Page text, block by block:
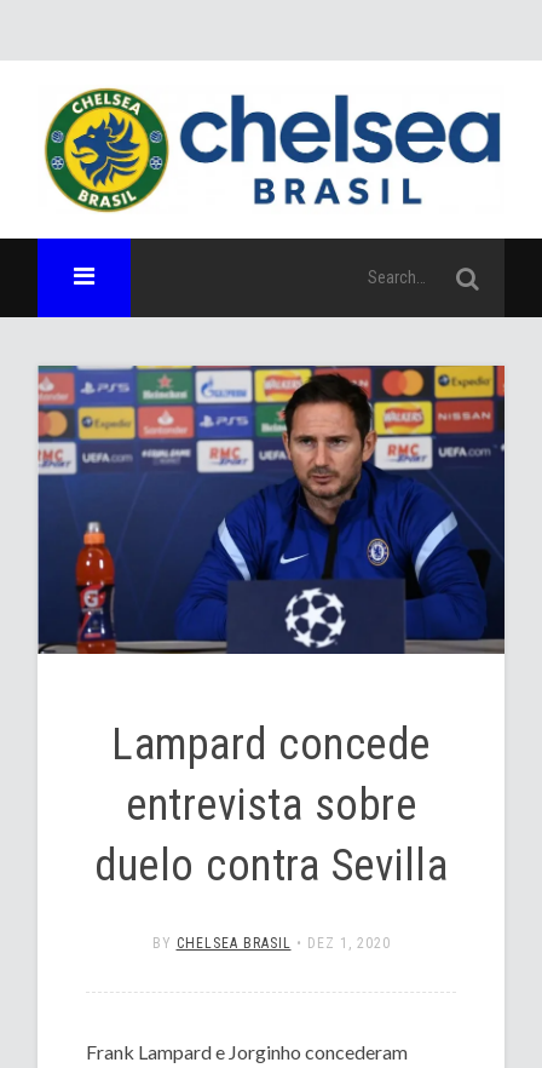
Lampard concede
entrevista sobre
duelo contra Sevilla
BY CHELSEA BRASIL • DEZ 1, 2020
Frank Lampard e Jorginho concederam